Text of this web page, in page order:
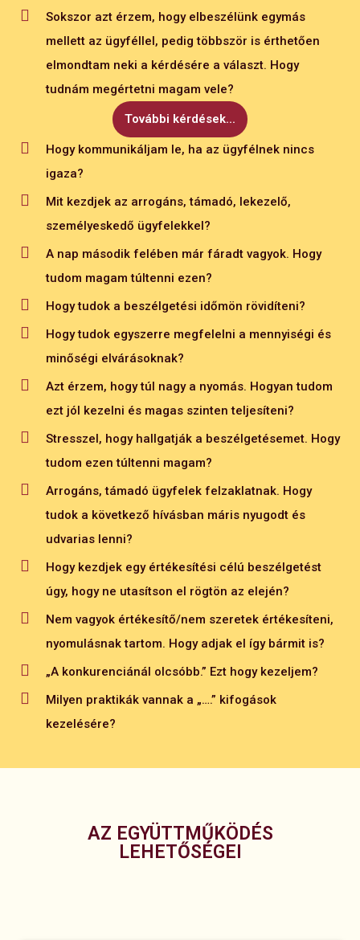
Sokszor azt érzem, hogy elbeszélünk egymás
mellett az ügyféllel, pedig többször is érthetően
elmondtam neki a kérdésére a választ. Hogy
tudnám megértetni magam vele?
További kérdések...
Hogy kommunikáljam le, ha az ügyfélnek nincs
igaza?
Mit kezdjek az arrogáns, támadó, lekezelő,
személyeskedő ügyfelekkel?
A nap második felében már fáradt vagyok. Hogy
tudom magam túltenni ezen?
Hogy tudok a beszélgetési időmön rövidíteni?
Hogy tudok egyszerre megfelelni a mennyiségi és
minőségi elvárásoknak?
Azt érzem, hogy túl nagy a nyomás. Hogyan tudom
ezt jól kezelni és magas szinten teljesíteni?
Stresszel, hogy hallgatják a beszélgetésemet. Hogy
tudom ezen túltenni magam?
Arrogáns, támadó ügyfelek felzaklatnak. Hogy
tudok a következő hívásban máris nyugodt és
udvarias lenni?
Hogy kezdjek egy értékesítési célú beszélgetést
úgy, hogy ne utasítson el rögtön az elején?
Nem vagyok értékesítő/nem szeretek értékesíteni,
nyomulásnak tartom. Hogy adjak el így bármit is?
„A konkurenciánál olcsóbb.” Ezt hogy kezeljem?
Milyen praktikák vannak a „….” kifogások
kezelésére?
Mit tudok tenni, ha azt látom, hogy a
munkatársamat nem motiválja a feladat?
A Teljesítményértékelő beszélgetéseket hogy
tudom a legnagyobb hatékonysággal
megvalósítani?
Mit tegyek, ha a kolléga meghallgatja a fejlesztési,
További kérdések...
Ha a beszélgetések visszahallgatásakor a
munkatársam nem érzékeli a „problematikus”
részeket, hogy tudok meggyőzően érvelni, hogy
javítsa ki azokat?
Mi a megoldás azokban az esetekben, ha valakinek
a mennyiségi eredménye kiváló, ugyanakkor a
minősége a beszélgetéseinek nem?
Hogy „szerelhetem le” a hangadókat?
Hogyan tudom a saját stressz-szintemet
csökkenteni? És a másokét?
Önmagam motivációjának a fenntartására milyen
hatékony megoldások vannak?
AZ EGYÜTTMŰKÖDÉS
LEHETŐSÉGEI